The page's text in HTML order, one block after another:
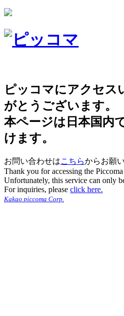
ピッコマにアクセス
がとうございます。
本ページは日本国内
けます。
お問い合わせはこちらからお願
Thank you for accessing the
Unfortunately, this service can only
For inquiries, please click here.
Kakao piccoma Corp.